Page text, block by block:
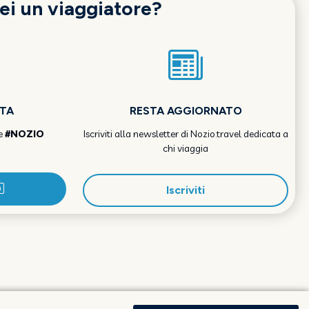
un viaggiatore?
#NOZIO
RESTA AGGIORNATO
Iscriviti alla newsletter di Nozio.travel dedicata a
chi viaggia
Iscriviti